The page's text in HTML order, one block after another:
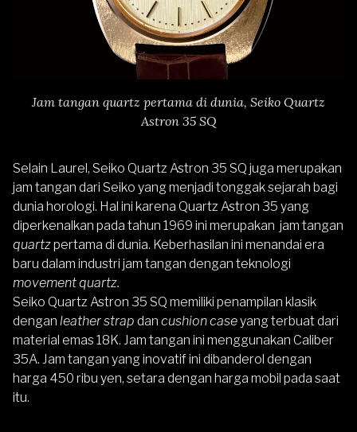
Jam tangan quartz pertama di dunia, Seiko Quartz
Astron 35 SQ
Selain Laurel, Seiko Quartz Astron 35 SQ juga merupakan
jam tangan dari Seiko yang menjadi tonggak sejarah bagi
dunia horologi. Hal ini karena Quartz Astron 35 yang
diperkenalkan pada tahun 1969 ini merupakan jam tangan
quartzpertama di dunia. Keberhasilan ini menandai era
baru dalam industri jam tangan dengan teknologi
movement quartz.
Seiko Quartz Astron 35 SQ memiliki penampilan klasik
dengan leather strap dan cushion caseyang terbuat dari
material emas 18K. Jam tangan ini menggunakan Caliber
35A. Jam tangan yang inovatif ini dibanderol dengan
harga 450 ribu yen, setara dengan harga mobil pada saat
itu.